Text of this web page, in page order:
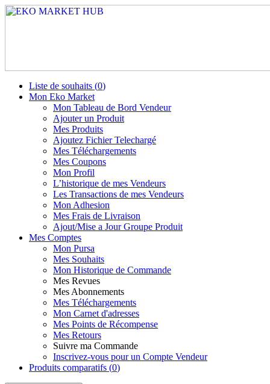
Liste de souhaits (0)
Mon Eko Market
Mon Tableau de Bord Vendeur
Ajouter un Produit
Mes Produits
Ajoutez Fichier Telechargé
Mes Téléchargements
Mes Coupons
Mon Profil
L’historique de mes Vendeurs
Les Transactions de mes Vendeurs
Mon Adhesion
Mes Frais de Livraison
Ajout/Mise a Jour Groupe Produit
Mes Comptes
Mon Pursa
Mes Souhaits
Mon Historique de Commande
Mes Revues
Mes Abonnements
Mes Téléchargements
Mon Carnet d'adresses
Mes Points de Récompense
Mes Retours
Suivre ma Commande
Inscrivez-vous pour un Compte Vendeur
Produits comparatifs (0)